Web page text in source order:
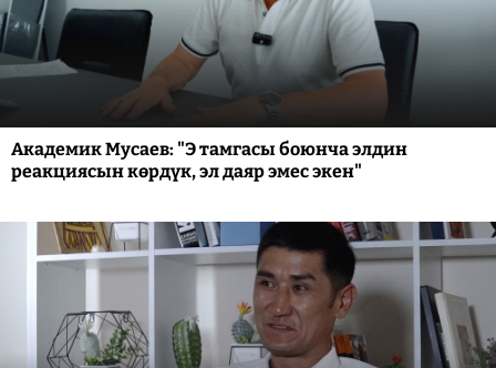
Академик Мусаев: "Э тамгасы боюнча элдин
реакциясын көрдүк, эл даяр эмес экен"